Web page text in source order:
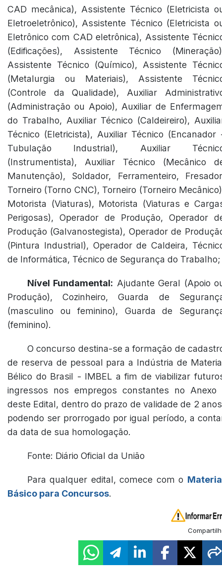
CAD mecânica), Assistente Técnico (Eletricista
Eletroeletrônico), Assistente Técnico (Eletricista
Eletrônico com CAD eletrônica), Assistente
(Edificações), Assistente Técnico
Assistente Técnico (Químico), Assistente
(Metalurgia ou Materiais), Assistente
(Controle da Qualidade), Auxiliar
(Administração ou Apoio), Auxiliar de
do Trabalho, Auxiliar Técnico (Caldeireiro),
Técnico (Eletricista), Auxiliar Técnico (Encanador
Tubulação Industrial), Auxiliar
(Instrumentista), Auxiliar Técnico (Mecânico
Manutenção), Soldador, Ferramenteiro,
Torneiro (Torno CNC), Torneiro (Torneiro
Motorista (Viaturas), Motorista (Viaturas e
Perigosas), Operador de Produção, Operador
Produção (Galvanostegista), Operador de
(Pintura Industrial), Operador de Caldeira,
de Informática, Técnico de Segurança do Trabalho;
Nível Fundamental: Ajudante Geral (Apoio
Produção), Cozinheiro, Guarda de
(masculino ou feminino), Guarda de
(feminino).
O concurso destina-se a formação de
de reserva de pessoal para a Indústria de
Bélico do Brasil - IMBEL a fim de viabilizar
ingressos nos empregos constantes no Anexo
deste Edital, dentro do prazo de validade de 2
podendo ser prorrogado por igual período, a
da data de sua homologação.
Fonte: Diário Oficial da União
Para qualquer edital, comece com o
Básico para Concursos.